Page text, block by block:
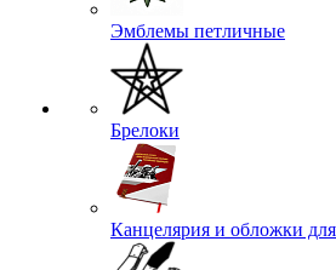
Эмблемы петличные
Брелоки
Канцелярия и обложки